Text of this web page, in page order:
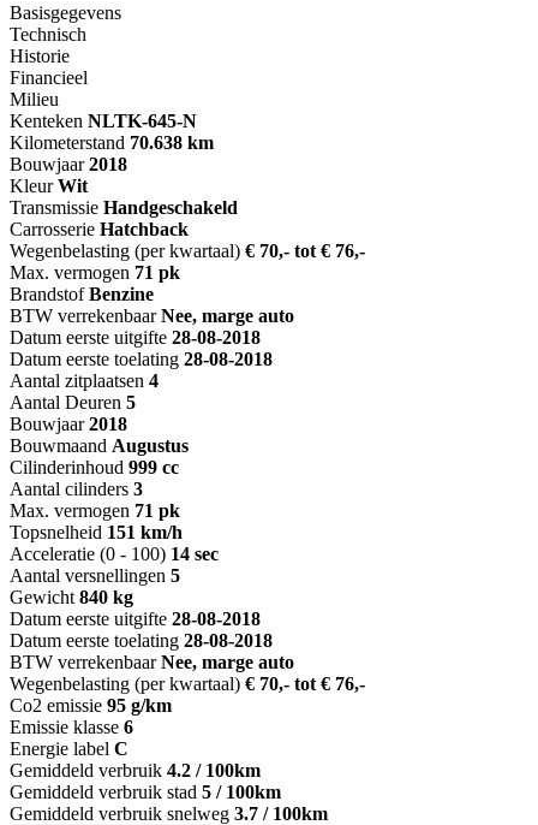
Basisgegevens
Technisch
Historie
Financieel
Milieu
Kenteken NLTK-645-N
Kilometerstand 70.638 km
Bouwjaar 2018
Kleur Wit
Transmissie Handgeschakeld
Carrosserie Hatchback
Wegenbelasting (per kwartaal) € 70,- tot € 76,-
Max. vermogen 71 pk
Brandstof Benzine
BTW verrekenbaar Nee, marge auto
Datum eerste uitgifte 28-08-2018
Datum eerste toelating 28-08-2018
Aantal zitplaatsen 4
Aantal Deuren 5
Bouwjaar 2018
Bouwmaand Augustus
Cilinderinhoud 999 cc
Aantal cilinders 3
Max. vermogen 71 pk
Topsnelheid 151 km/h
Acceleratie (0 - 100) 14 sec
Aantal versnellingen 5
Gewicht 840 kg
Datum eerste uitgifte 28-08-2018
Datum eerste toelating 28-08-2018
BTW verrekenbaar Nee, marge auto
Wegenbelasting (per kwartaal) € 70,- tot € 76,-
Co2 emissie 95 g/km
Emissie klasse 6
Energie label C
Gemiddeld verbruik 4.2 / 100km
Gemiddeld verbruik stad 5 / 100km
Gemiddeld verbruik snelweg 3.7 / 100km